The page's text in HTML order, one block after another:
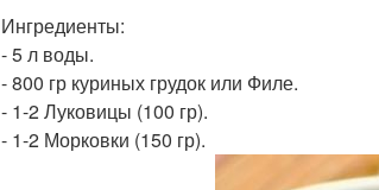
Ингредиенты:
- 5 л воды.
- 800 гр куриных грудок или Филе.
- 1-2 Луковицы (100 гр).
- 1-2 Морковки (150 гр).